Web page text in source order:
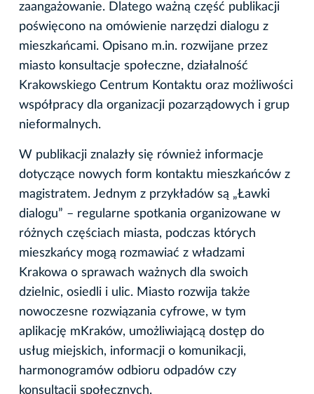
zaangażowanie. Dlatego ważną część publikacji
poświęcono na omówienie narzędzi dialogu z
mieszkańcami. Opisano m.in. rozwijane przez
miasto konsultacje społeczne, działalność
Krakowskiego Centrum Kontaktu oraz możliwości
współpracy dla organizacji pozarządowych i grup
nieformalnych.
W publikacji znalazły się również informacje
dotyczące nowych form kontaktu mieszkańców z
magistratem. Jednym z przykładów są „Ławki
dialogu” – regularne spotkania organizowane w
różnych częściach miasta, podczas których
mieszkańcy mogą rozmawiać z władzami
Krakowa o sprawach ważnych dla swoich
dzielnic, osiedli i ulic. Miasto rozwija także
nowoczesne rozwiązania cyfrowe, w tym
aplikację mKraków, umożliwiającą dostęp do
usług miejskich, informacji o komunikacji,
harmonogramów odbioru odpadów czy
konsultacji społecznych.